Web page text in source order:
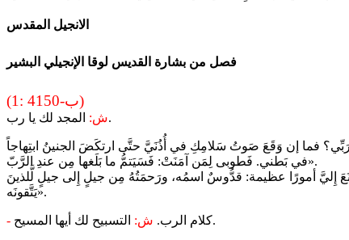
الانجيل المقدس
فصل من بشارة القديس لوقا الإنجيلي البشير
(1: 41ب-50)
ش:المجد لك يا رب.
رَبِّي؟ فما إن وَقَعَ صَوتُ سَلامِكِ في أُذُنَيَّ حتَّى ارتكَضَ الجنينُ ابتِهاجاً
في بَطني. فَطوبى لِمَن آمَنَتْ: فَسَيَتمُّ ما بَلَغها مِن عندِ الرَّبّ».
إِليَّ أمورًا عظيمة: قدُّوسٌ اسمُه، ورَحمَتُهُ مِن جيلٍ إِلى جيلٍ لَّلذينَ
يَتَّقونَه».
- كلام الرب. ش: التسبيح لك أيها المسيح.